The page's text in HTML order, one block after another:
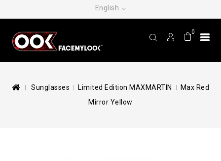
English
0
Sunglasses Limited Edition MAXMARTIN
Max Red
Mirror Yellow